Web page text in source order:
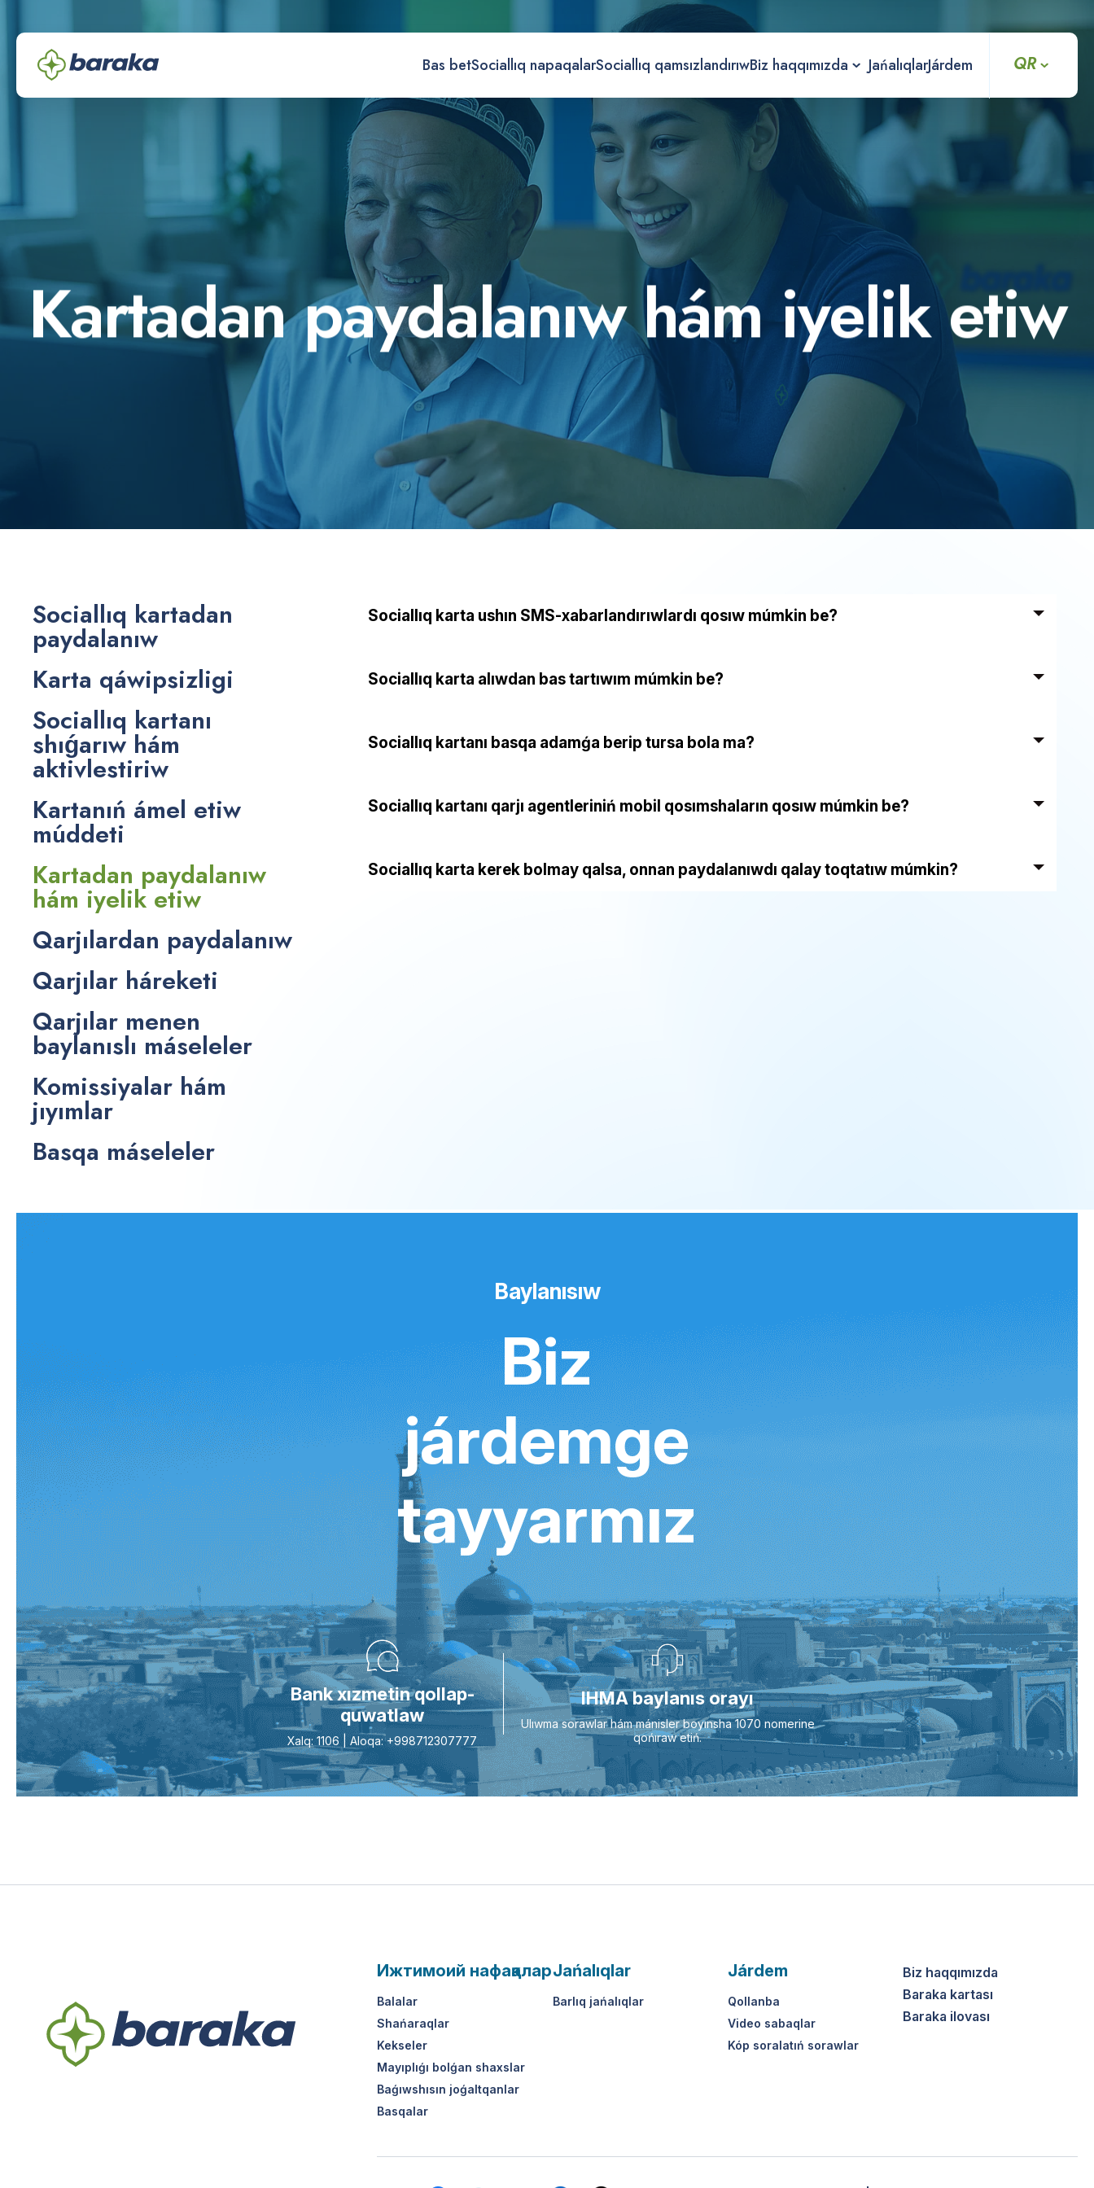
Bas betSociallıq napaqalarSociallıq qamsızlandırıwBiz haqqımızda JańalıqlarJárdem QR
Kartadanpaydalanıwhám iyelik etiw
Sociallıq kartadan
paydalanıw
Karta qáwipsizligi
Sociallıq kartanı
shıǵarıw hám
aktivlestiriw
Kartanıń ámel etiw
múddeti
Kartadan paydalanıw
hám iyelik etiw
Qarjılardan paydalanıw
Qarjılar háreketi
Qarjılar menen
baylanıslı máseleler
Komissiyalar hám
jıyımlar
Basqa máseleler
Sociallıq karta ushın SMS-xabarlandırıwlardı qosıw múmkin be?
Sociallıq karta alıwdan bas tartıwım múmkin be?
Sociallıq kartanı basqa adamǵa berip tursa bola ma?
Sociallıq kartanı qarjı agentleriniń mobil qosımshaların qosıw múmkin be?
Sociallıq karta kerek bolmay qalsa, onnan paydalanıwdı qalay toqtatıw múmkin?
Baylanısıw
Biz
járdemge
tayyarmız
Bank xızmetin qollap-
quwatlaw
Xalq: 1106 | Aloqa: +998712307777
IHMA baylanıs orayı
Ulıwma sorawlar hám mánisler boyınsha 1070 nomerine
qońıraw etiń.
Ижтимоий нафақалар
Balalar
Shańaraqlar
Kekseler
Mayıplıǵı bolǵan shaxslar
Baǵıwshısın joǵaltqanlar
Basqalar
Jańalıqlar
Barlıq jańalıqlar
Járdem
Qollanba
Video sabaqlar
Kóp soralatıń sorawlar
Biz haqqımızda
Baraka kartası
Baraka ilovası